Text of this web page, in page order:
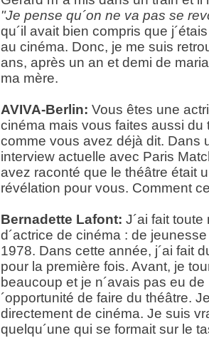
"Je pense qu´on ne va pas se
qu´il avait bien compris que
au cinéma. Donc, je me suis
ans, après un an et demi de
ma mère.
AVIVA-Berlin: Vous êtes une
cinéma mais vous faites aussi du
comme vous avez déjà dit. Dans
interview actuelle avec Paris
avez raconté que le théâtre était
révélation pour vous. Comment
Bernadette Lafont: J´ai fait toute
d´actrice de cinéma : de jeunesse
1978. Dans cette année, j´ai fait
pour la première fois. Avant, je
beaucoup et je n´avais pas eu de
´opportunité de faire du théâtre.
directement de cinéma. Je suis
quelqu´une qui se formait sur le